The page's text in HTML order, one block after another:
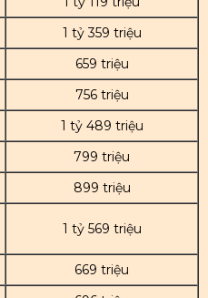
1 tỷ 359 triệu
659 triệu
756 triệu
1 tỷ 489 triệu
799 triệu
899 triệu
1 tỷ 569 triệu
669 triệu